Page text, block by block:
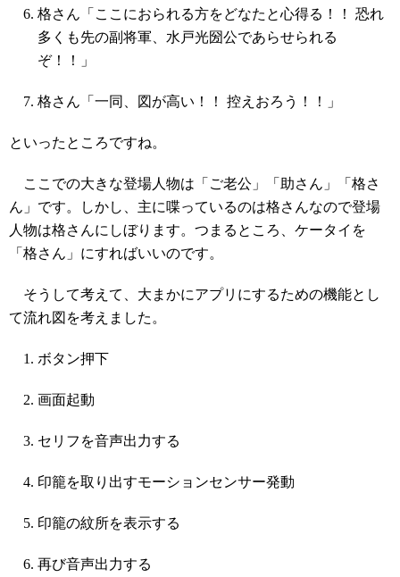
格さん「ここにおられる方をどなたと心得る！！ 恐れ
多くも先の副将軍、水戸光圀公であらせられる
ぞ！！」
格さん「一同、図が高い！！ 控えおろう！！」
といったところですね。
ここでの大きな登場人物は「ご老公」「助さん」「格さ
ん」です。しかし、主に喋っているのは格さんなので登場
人物は格さんにしぼります。つまるところ、ケータイを
「格さん」にすればいいのです。
そうして考えて、大まかにアプリにするための機能とし
て流れ図を考えました。
ボタン押下
画面起動
セリフを音声出力する
印籠を取り出すモーションセンサー発動
印籠の紋所を表示する
再び音声出力する